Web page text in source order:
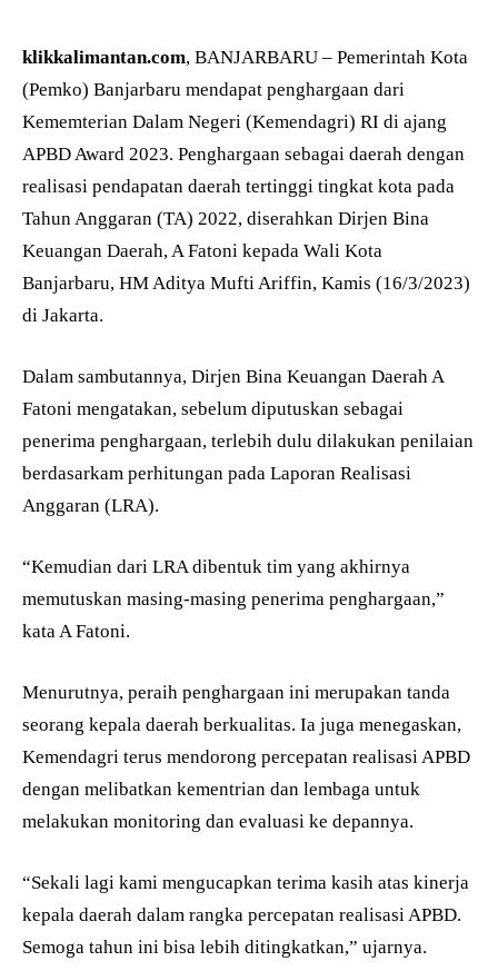
klikkalimantan.com, BANJARBARU – Pemerintah Kota
(Pemko) Banjarbaru mendapat penghargaan dari
Kememterian Dalam Negeri (Kemendagri) RI di ajang
APBD Award 2023. Penghargaan sebagai daerah dengan
realisasi pendapatan daerah tertinggi tingkat kota pada
Tahun Anggaran (TA) 2022, diserahkan Dirjen Bina
Keuangan Daerah, A Fatoni kepada Wali Kota
Banjarbaru, HM Aditya Mufti Ariffin, Kamis (16/3/2023)
di Jakarta.
Dalam sambutannya, Dirjen Bina Keuangan Daerah A
Fatoni mengatakan, sebelum diputuskan sebagai
penerima penghargaan, terlebih dulu dilakukan penilaian
berdasarkam perhitungan pada Laporan Realisasi
Anggaran (LRA).
“Kemudian dari LRA dibentuk tim yang akhirnya
memutuskan masing-masing penerima penghargaan,”
kata A Fatoni.
Menurutnya, peraih penghargaan ini merupakan tanda
seorang kepala daerah berkualitas. Ia juga menegaskan,
Kemendagri terus mendorong percepatan realisasi APBD
dengan melibatkan kementrian dan lembaga untuk
melakukan monitoring dan evaluasi ke depannya.
“Sekali lagi kami mengucapkan terima kasih atas kinerja
kepala daerah dalam rangka percepatan realisasi APBD.
Semoga tahun ini bisa lebih ditingkatkan,” ujarnya.